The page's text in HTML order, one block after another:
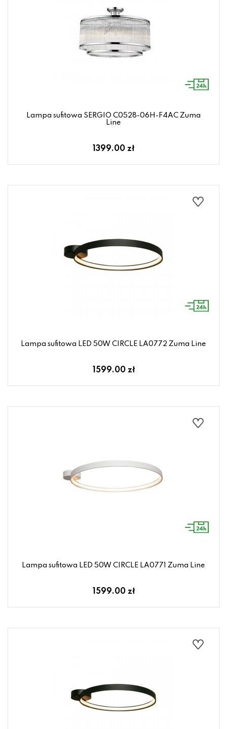
Lampa sufitowa SERGIO C0528-06H-F4AC Zuma
Line
1399.00 zł
Lampa sufitowa LED 50W CIRCLE LA0772 Zuma Line
1599.00 zł
Lampa sufitowa LED 50W CIRCLE LA0771 Zuma Line
1599.00 zł